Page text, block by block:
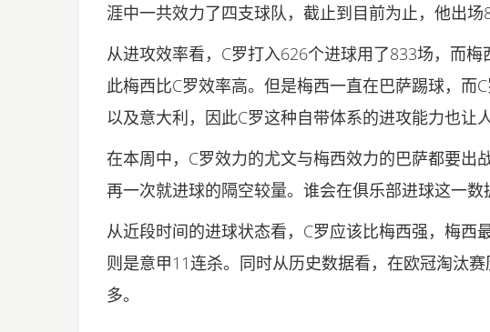
涯中一共效力了四支球队，截止到目前为止，他出场
从进攻效率看，C罗打入626个进球用了833场，而
此梅西比C罗效率高。但是梅西一直在巴萨踢球，而
以及意大利，因此C罗这种自带体系的进攻能力也让人
在本周中，C罗效力的尤文与梅西效力的巴萨都要出
再一次就进球的隔空较量。谁会在俱乐部进球这一数
从近段时间的进球状态看，C罗应该比梅西强，梅西
则是意甲11连杀。同时从历史数据看，在欧冠淘汰
多。